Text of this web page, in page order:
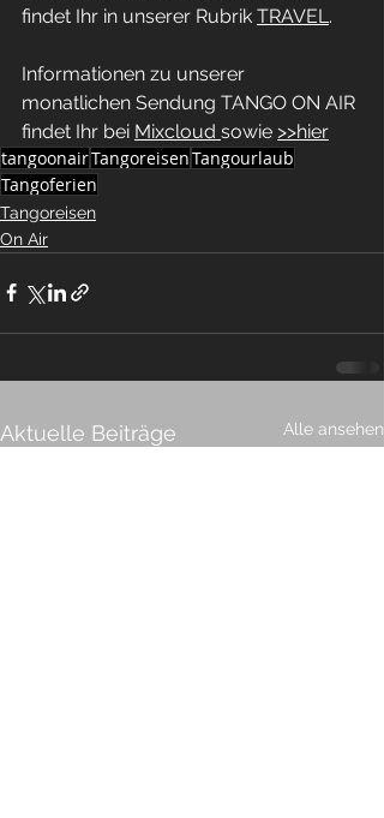
findet Ihr in unserer Rubrik TRAVEL .
Informationen zu unserer
monatlichen Sendung TANGO ON AIR
findet Ihr bei Mixcloud sowie >>hier
tangoonairTangoreisenTangourlaub
Tangoferien
Tangoreisen
On Air
Aktuelle Beiträge Alle ansehen